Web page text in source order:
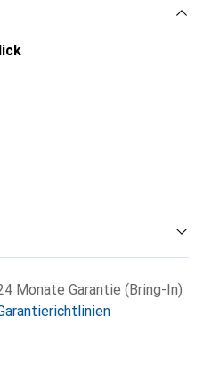
Monate Garantie (Bring-In)